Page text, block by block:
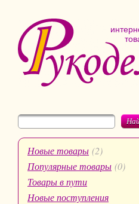
Новые товары (2)
Популярные товары (0)
Товары в пути
Новые поступления